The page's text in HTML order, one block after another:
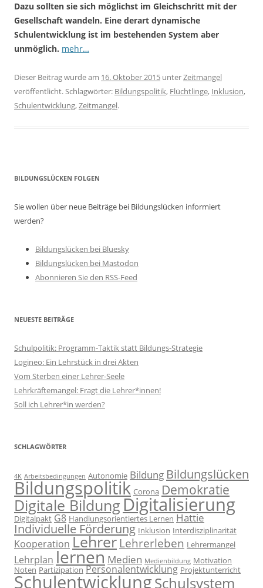
Dazu sollten sie sich möglichst im Gleichschritt mit der
Gesellschaft wandeln. Eine derart dynamische
Schulentwicklung ist im bestehenden System aber
unmöglich. mehr…
Dieser Beitrag wurde am 16. Oktober 2015 unterZeitmangel
veröffentlicht. Schlagwörter: Bildungspolitik, Flüchtlinge, Inklusion,
Schulentwicklung,Zeitmangel.
BILDUNGSLÜCKEN FOLGEN
Sie wollen über neue Beiträge bei Bildungslücken informiert
werden?
Bildungslücken bei Bluesky
Bildungslücken bei Mastodon
Abonnieren Sie den RSS-Feed
NEUESTE BEITRÄGE
Schulpolitik: Programm-Taktik statt Bildungs-Strategie
Logineo: Ein Lehrstück in drei Akten
Vom Sterben einer Lehrer-Seele
Lehrkräftemangel: Fragt die Lehrer*innen!
Soll ich Lehrer*in werden?
SCHLAGWÖRTER
4K Arbeitsbedingungen Autonomie Bildung Bildungslücken
Bildungspolitik Corona Demokratie
Digitale BildungDigitalisierung
Digitalpakt G8 Handlungsorientiertes Lernen Hattie
Individuelle Förderung Inklusion Interdisziplinarität
Kooperation Lehrer Lehrerleben Lehrermangel
Lehrplan lernen Medien Medienbildung Motivation
Noten Partizipation Personalentwicklung Projektunterricht
SchulentwicklungSchulsystem